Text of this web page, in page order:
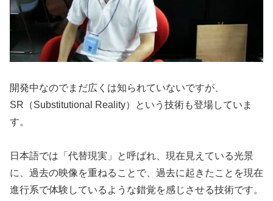
開発中なのでまだ広くは知られていないですが、
SR（Substitutional Reality）という技術も登場していま
す。
日本語では「代替現実」と呼ばれ、現在見えている光景
に、過去の映像を重ねることで、過去に起きたことを現在
進行系で体験しているような錯覚を感じさせる技術です。